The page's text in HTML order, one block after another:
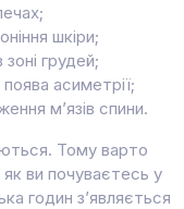
шкіри;
грудей;
асиметрії;
м’язів спини.
Тому варто
як ви почуваєтесь у
годин з’являється